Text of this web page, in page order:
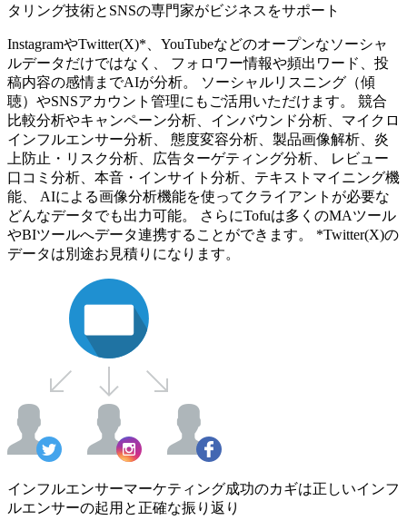
タリング技術とSNSの専門家がビジネスをサポート
InstagramやTwitter(X)*、YouTubeなどのオープンなソーシャ
ルデータだけではなく、 フォロワー情報や頻出ワード、投
稿内容の感情までAIが分析。 ソーシャルリスニング（傾
聴）やSNSアカウント管理にもご活用いただけます。 競合
比較分析やキャンペーン分析、インバウンド分析、マイクロ
インフルエンサー分析、 態度変容分析、製品画像解析、炎
上防止・リスク分析、広告ターゲティング分析、 レビュー
口コミ分析、本音・インサイト分析、テキストマイニング機
能、 AIによる画像分析機能を使ってクライアントが必要な
どんなデータでも出力可能。 さらにTofuは多くのMAツール
やBIツールへデータ連携することができます。 *Twitter(X)の
データは別途お見積りになります。
インフルエンサーマーケティング成功のカギは正しいインフ
ルエンサーの起用と正確な振り返り